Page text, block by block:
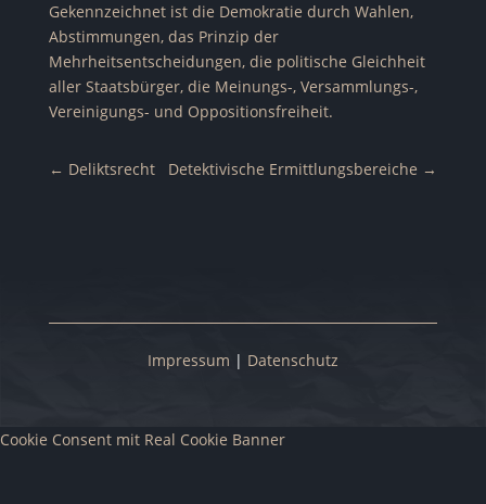
Gekennzeichnet ist die Demokratie durch Wahlen,
Abstimmungen, das Prinzip der
Mehrheitsentscheidungen, die politische Gleichheit
aller Staatsbürger, die Meinungs-, Versammlungs-,
Vereinigungs- und Oppositionsfreiheit.
← Deliktsrecht Detektivische Ermittlungsbereiche →
Impressum | Datenschutz
Cookie Consent mit Real Cookie Banner